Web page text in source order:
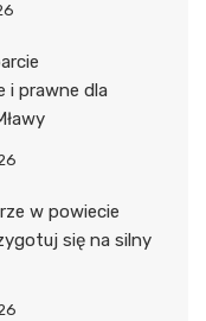
i prawne dla
w powiecie
się na silny